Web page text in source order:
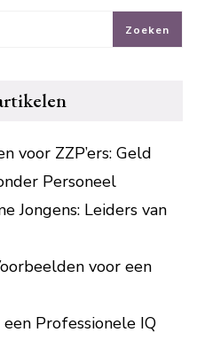
Zoeken
voor ZZP’ers: Geld
Personeel
Jongens: Leiders van
voor een
Professionele IQ